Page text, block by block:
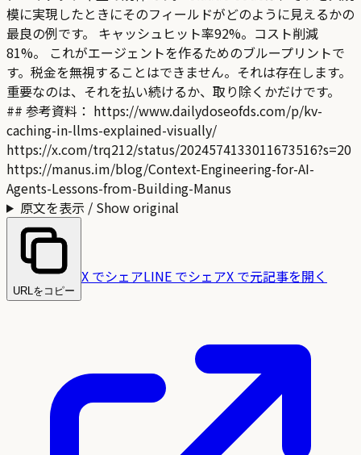
模に実現したときにそのフィールドがどのように見えるかの
最良の例です。 キャッシュヒット率92%。コスト削減
81%。 これがエージェントを作るためのブループリントで
す。税金を無視することはできません。それは存在します。
重要なのは、それを払い続けるか、取り除くかだけです。
## 参考資料： https://www.dailydoseofds.com/p/kv-
caching-in-llms-explained-visually/
https://x.com/trq212/status/2024574133011673516?s=20
https://manus.im/blog/Context-Engineering-for-AI-
Agents-Lessons-from-Building-Manus
原文を表示 / Show original
URLをコピー
X でシェアLINE でシェアX で元記事を開く